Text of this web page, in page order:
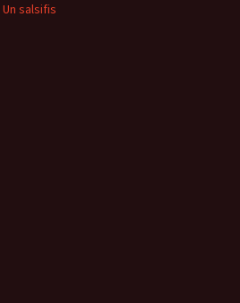
Un salsifis